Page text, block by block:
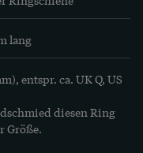
lang
entspr. ca. UK Q, US
diesen Ring
Größe.